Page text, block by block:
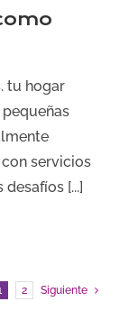
tu hogar
servicios
[...]
2 Siguiente